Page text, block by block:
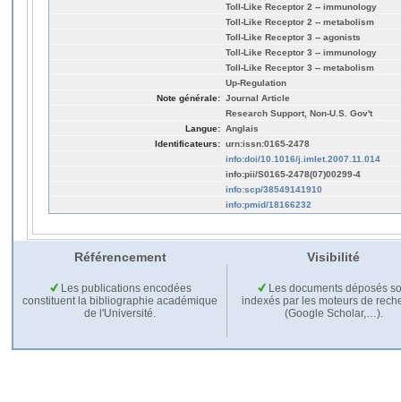
Toll-Like Receptor 2 -- immunology
Toll-Like Receptor 2 -- metabolism
Toll-Like Receptor 3 -- agonists
Toll-Like Receptor 3 -- immunology
Toll-Like Receptor 3 -- metabolism
Up-Regulation
Note générale: Journal Article
Research Support, Non-U.S. Gov't
Langue: Anglais
Identificateurs: urn:issn:0165-2478
info:doi/10.1016/j.imlet.2007.11.014
info:pii/S0165-2478(07)00299-4
info:scp/38549141910
info:pmid/18166232
Référencement Visibilité
Les publications encodées
constituent la bibliographie académique
de l'Université.
Les documents déposés
indexés par les moteurs de
(Google Scholar,…).